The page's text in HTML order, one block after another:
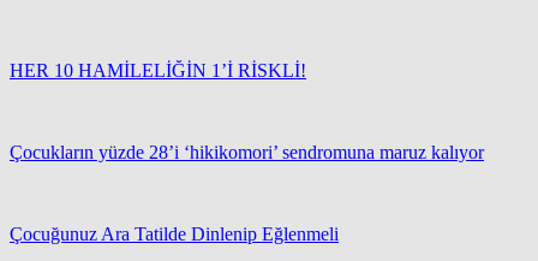
HER 10 HAMİLELİĞİN 1’İ RİSKLİ!
Çocukların yüzde 28’i ‘hikikomori’ sendromuna maruz kalıyor
Çocuğunuz Ara Tatilde Dinlenip Eğlenmeli